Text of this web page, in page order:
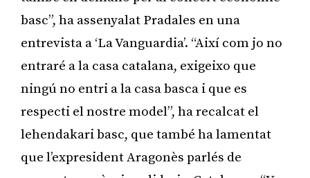
basc”, ha assenyalat Pradales en una
entrevista a ‘La Vanguardia’. “Així com jo no
entraré a la casa catalana, exigeixo que
ningú no entri a la casa basca i que es
respecti el nostre model”, ha recalcat el
lehendakari basc, que també ha lamentat
que l’expresident Aragonès parlés de